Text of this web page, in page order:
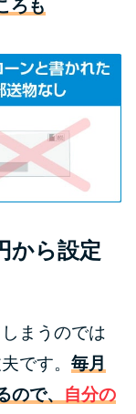
…2ヵ月目に
な理由と対
退去は避け
通る？借金
すすめしな
ろも
から設定
まうのでは
です。 毎月
で、 自分の